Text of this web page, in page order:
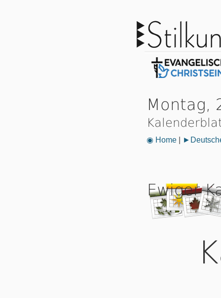
Montag,
◉ Home|
Ewiger